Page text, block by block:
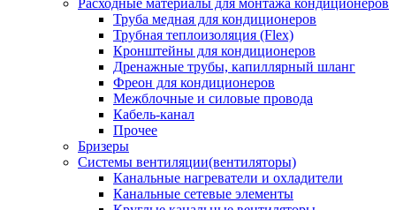
Труба медная для кондиционеров
Трубная теплоизоляция (Flex)
Кронштейны для кондиционеров
Дренажные трубы, капиллярный шланг
Фреон для кондиционеров
Межблочные и силовые провода
Кабель-канал
Прочее
Бризеры
Системы вентиляции(вентиляторы)
Канальные нагреватели и охладители
Канальные сетевые элементы